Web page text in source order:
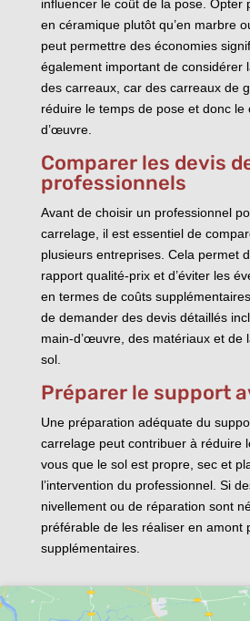
influencer le coût de la pose. Opter
en céramique plutôt qu’en marbre
peut permettre des économies
également important de considérer
des carreaux, car des carreaux de
réduire le temps de pose et donc le
d’œuvre.
Comparer les devis
professionnels
Avant de choisir un professionnel
carrelage, il est essentiel de
plusieurs entreprises. Cela permet
rapport qualité-prix et d’éviter les
en termes de coûts
de demander des devis détaillés
main-d’œuvre, des matériaux et de
sol.
Préparer le support
Une préparation adéquate du
carrelage peut contribuer à réduire
vous que le sol est propre, sec et
l’intervention du professionnel. Si
nivellement ou de réparation sont
préférable de les réaliser en amont
supplémentaires.